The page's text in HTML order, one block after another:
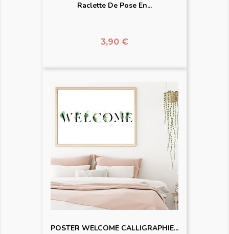
Raclette De Pose En...
Prix
3,90 €
POSTER WELCOME CALLIGRAPHIE...